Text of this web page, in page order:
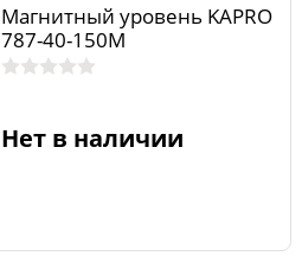
Магнитный уровень KAPRO
787-40-150M
Нет в наличии